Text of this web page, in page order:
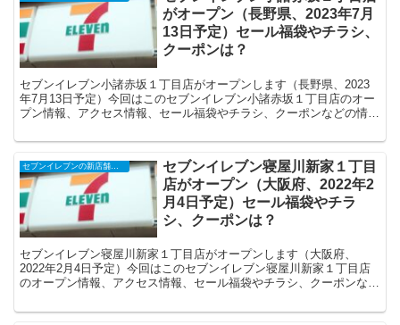
がオープン（長野県、2023年7月
13日予定）セール福袋やチラシ、
クーポンは？
セブンイレブン小諸赤坂１丁目店がオープンします（長野県、2023
年7月13日予定）今回はこのセブンイレブン小諸赤坂１丁目店のオー
プン情報、アクセス情報、セール福袋やチラシ、クーポンなどの情報
セブンイレブン寝屋川新家１丁目
店がオープン（大阪府、2022年2
月4日予定）セール福袋やチラ
シ、クーポンは？
セブンイレブン寝屋川新家１丁目店がオープンします（大阪府、
2022年2月4日予定）今回はこのセブンイレブン寝屋川新家１丁目店
のオープン情報、アクセス情報、セール福袋やチラシ、クーポンなど